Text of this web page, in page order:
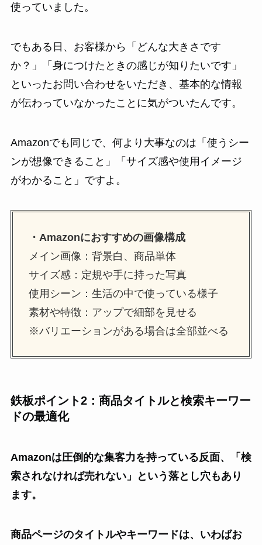
使っていました。
でもある日、お客様から「どんな大きさです
か？」「身につけたときの感じが知りたいです」
といったお問い合わせをいただき、基本的な情報
が伝わっていなかったことに気がついたんです。
Amazonでも同じで、何より大事なのは「使うシー
ンが想像できること」「サイズ感や使用イメージ
がわかること」ですよ。
・Amazonにおすすめの画像構成
メイン画像：背景白、商品単体
サイズ感：定規や手に持った写真
使用シーン：生活の中で使っている様子
素材や特徴：アップで細部を見せる
※バリエーションがある場合は全部並べる
鉄板ポイント2：商品タイトルと検索キーワー
ドの最適化
Amazonは圧倒的な集客力を持っている反面、「検
索されなければ売れない」という落とし穴もあり
ます。
商品ページのタイトルやキーワードは、いわばお